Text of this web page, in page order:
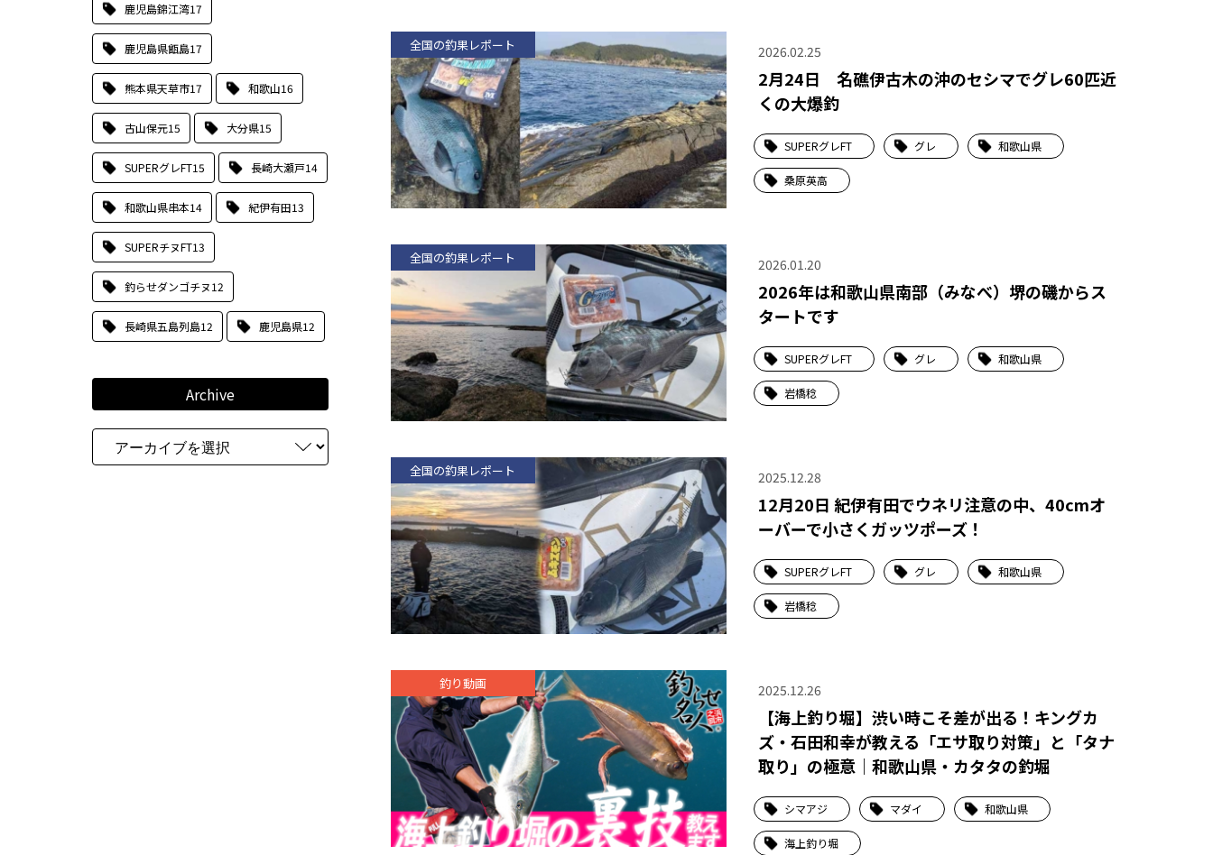
鹿児島錦江湾17
鹿児島県甑島17
熊本県天草市17 和歌山16
古山保元15 大分県15
SUPERグレFT15 長崎大瀬戸14
和歌山県串本14 紀伊有田13
SUPERチヌFT13
釣らせダンゴチヌ12
長崎県五島列島12 鹿児島県12
Archive
全国の釣果レポート 2026.02.25
2月24日 名礁伊古木の沖のセシマでグレ60匹近
くの大爆釣
SUPERグレFT グレ 和歌山県
桑原英高
全国の釣果レポート 2026.01.20
2026年は和歌山県南部（みなべ）堺の磯からス
タートです
SUPERグレFT グレ 和歌山県
岩橋稔
全国の釣果レポート 2025.12.28
12月20日 紀伊有田でウネリ注意の中、40cmオ
ーバーで小さくガッツポーズ！
SUPERグレFT グレ 和歌山県
岩橋稔
釣り動画 2025.12.26
【海上釣り堀】渋い時こそ差が出る！キングカ
ズ・石田和幸が教える「エサ取り対策」と「タナ
取り」の極意｜和歌山県・カタタの釣堀
シマアジ マダイ 和歌山県
海上釣り堀